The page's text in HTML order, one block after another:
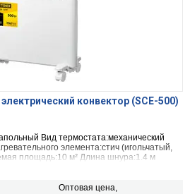
конвектор (SCE-500)
Вид термостата:механический
элемента:стич (игольчатый,
площадь:10 м² Длина шнура:1.4 м
Оптовая цена,